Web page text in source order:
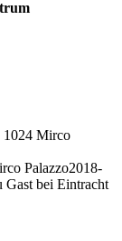
1024 Mirco
Palazzo2018-
Gast bei Eintracht